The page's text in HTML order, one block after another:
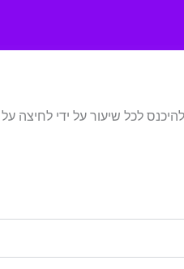
לכל שיעור על ידי